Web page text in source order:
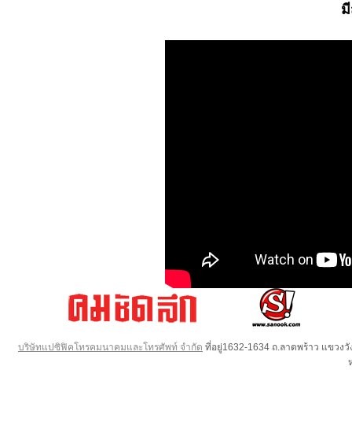
บริษัทแปซิฟิคโทรคมนาคมและโทรศัพท์ จำกัด ที่อยู่1632-1634 ถ.ลาดพร้าว แขวง